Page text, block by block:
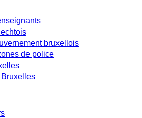
bruxellois
de police